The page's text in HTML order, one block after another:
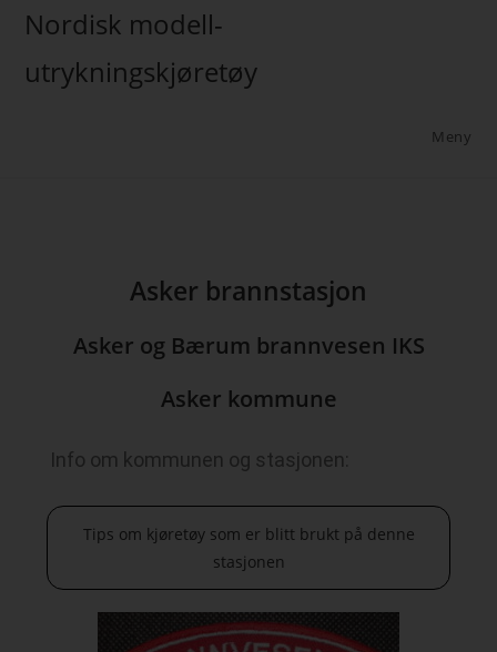
Nordisk modell-
utrykningskjøretøy
Meny
Asker brannstasjon
Asker og Bærum brannvesen IKS
Asker kommune
Info om kommunen og stasjonen:
Tips om kjøretøy som er blitt brukt på denne
stasjonen